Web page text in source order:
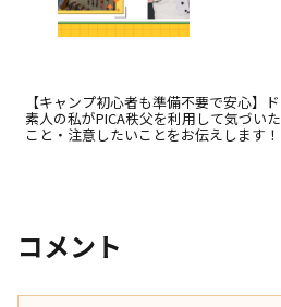
【キャンプ初心者も準備不要で安心】ド
素人の私がPICA秩父を利用して気づいた
こと・注意したいことをお伝えします！
コメント